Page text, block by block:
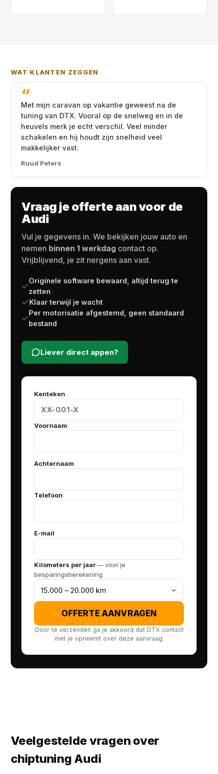
WAT KLANTEN ZEGGEN
Met mijn caravan op vakantie geweest na de
tuning van DTX. Vooral op de snelweg en in de
heuvels merk je echt verschil. Veel minder
schakelen en hij houdt zijn snelheid veel
makkelijker vast.
Ruud Peters
Vraag je offerte aan voor de
Audi
Vul je gegevens in. We bekijken jouw auto en
nemen binnen 1 werkdag contact op.
Vrijblijvend, je zit nergens aan vast.
Originele software bewaard, altijd terug te
zetten
Klaar terwijl je wacht
Per motorisatie afgestemd, geen standaard
bestand
Liever direct appen?
Kenteken
Voornaam
Achternaam
Telefoon
E-mail
Kilometers per jaar— voor je
besparingsberekening
OFFERTE AANVRAGEN
Door te verzenden ga je akkoord dat DTX contact
met je opneemt over deze aanvraag.
Veelgestelde vragen over
chiptuning Audi